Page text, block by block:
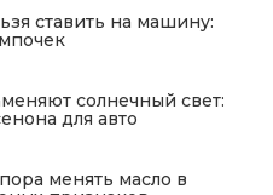
ставить на машину:
солнечный свет:
для авто
менять масло в